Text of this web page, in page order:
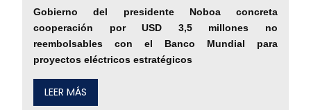
Gobierno del presidente Noboa concreta
cooperación por USD 3,5 millones no
reembolsables con el Banco Mundial para
proyectos eléctricos estratégicos
LEER MÁS